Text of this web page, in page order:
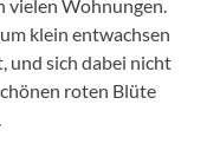
vielen Wohnungen.
klein entwachsen
und sich dabei nicht
roten Blüte